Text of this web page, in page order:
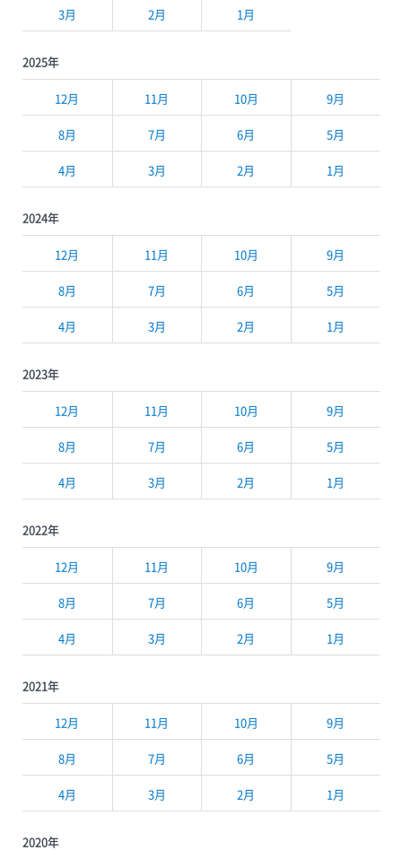
3月 2月 1月
2025年
12月 11月 10月 9月
8月 7月 6月 5月
4月 3月 2月 1月
2024年
12月 11月 10月 9月
8月 7月 6月 5月
4月 3月 2月 1月
2023年
12月 11月 10月 9月
8月 7月 6月 5月
4月 3月 2月 1月
2022年
12月 11月 10月 9月
8月 7月 6月 5月
4月 3月 2月 1月
2021年
12月 11月 10月 9月
8月 7月 6月 5月
4月 3月 2月 1月
2020年